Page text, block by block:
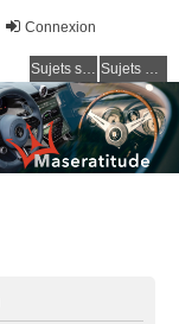
Connexion
Sujets sans réponse Sujets actifs